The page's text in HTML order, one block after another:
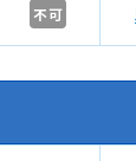
不可